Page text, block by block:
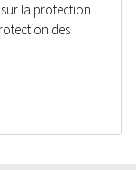
la protection
des